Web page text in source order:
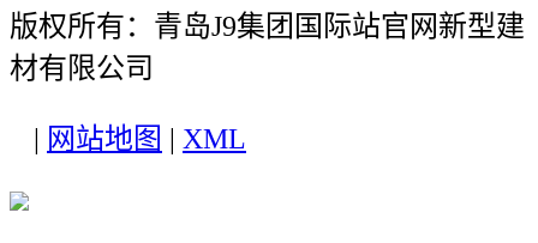
版权所有：青岛J9集团国际站官网新型建
材有限公司
网站地图 XML